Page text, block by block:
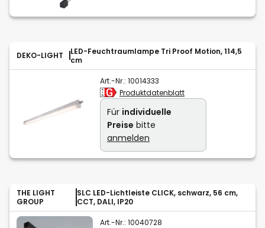
DEKO-LIGHT
LED-Feuchtraumlampe Tri Proof Motion, 114,5
cm
Art.-Nr.: 10014333
Produktdatenblatt
Für individuelle
Preise bitte
anmelden
THE LIGHT
GROUP
SLC LED-Lichtleiste CLICK, schwarz, 56 cm,
CCT, DALI, IP20
Art.-Nr.: 10040728